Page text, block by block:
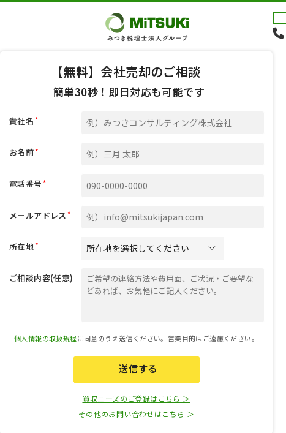
【無料】会社売却のご相談
簡単30秒！即日対応も可能です
貴社名 *
お名前*
電話番号 *
メールアドレス *
所在地*
ご相談内容(任意)
個人情報の取扱規程に同意のうえ送信ください。営業目的はご遠慮ください。
送信する
買収ニーズのご登録はこちら ＞
その他のお問い合わせはこちら ＞